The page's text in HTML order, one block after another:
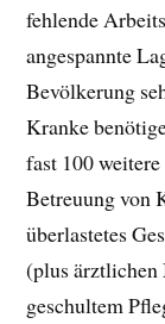
fehlende
angespannte
Bevölkerung
Kranke
fast 100
Betreuung von
überlastetes
(plus
geschultem